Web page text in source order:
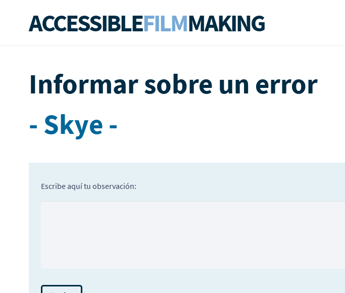
ACCESSIBLEFILMMAKING
Informar sobre un error
- Skye -
Escribe aquí tu observación: